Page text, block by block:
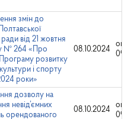
змін до
від 21 жовтня
№ 264 «Про
розвитку
і спорту
роки»
08.10.2024
дозволу на
невід’ємних
орендованого
08.10.2024